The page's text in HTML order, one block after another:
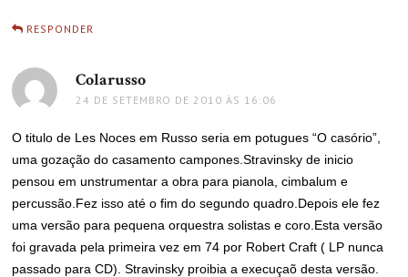
RESPONDER
Colarusso
24 DE SETEMBRO DE 2010 ÀS 16:06
O titulo de Les Noces em Russo seria em potugues “O casório”,
uma gozação do casamento campones.Stravinsky de inicio
pensou em unstrumentar a obra para pianola, cimbalum e
percussão.Fez isso até o fim do segundo quadro.Depois ele fez
uma versão para pequena orquestra solistas e coro.Esta versão
foi gravada pela primeira vez em 74 por Robert Craft ( LP nunca
passado para CD). Stravinsky proibia a execuçaõ desta versão.